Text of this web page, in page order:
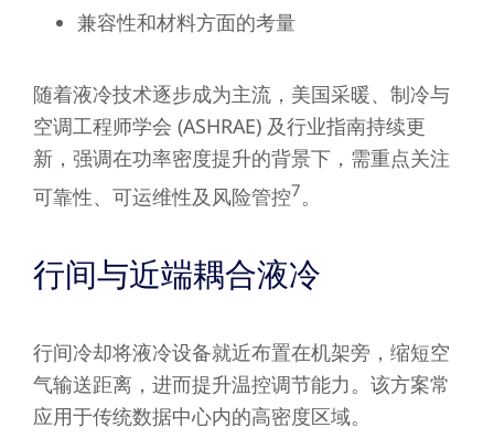
兼容性和材料方面的考量
随着液冷技术逐步成为主流，美国采暖、制冷与
空调工程师学会 (ASHRAE) 及行业指南持续更
新，强调在功率密度提升的背景下，需重点关注
可靠性、可运维性及风险管控7。
行间与近端耦合液冷
行间冷却将液冷设备就近布置在机架旁，缩短空
气输送距离，进而提升温控调节能力。该方案常
应用于传统数据中心内的高密度区域。